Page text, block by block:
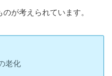
が考えられています。
老化